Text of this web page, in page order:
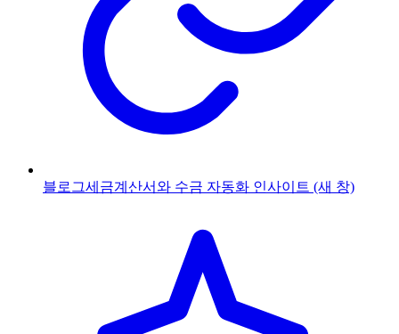
블로그세금계산서와 수금 자동화 인사이트 (새 창)